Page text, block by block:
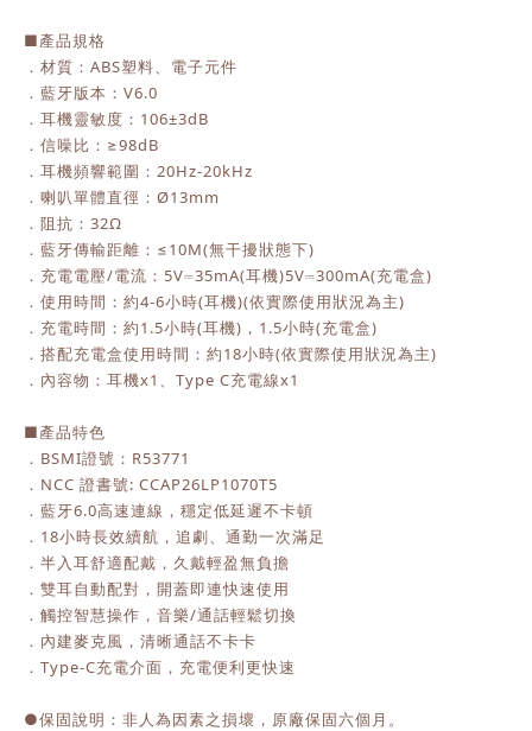
■產品規格
．材質：ABS塑料、電子元件
．藍牙版本：V6.0
．耳機靈敏度：106±3dB
．信噪比：≥98dB
．耳機頻響範圍：20Hz-20kHz
．喇叭單體直徑：Ø13mm
．阻抗：32Ω
．藍牙傳輸距離：≤10M(無干擾狀態下)
．充電電壓/電流：5V⎓35mA(耳機)5V⎓300mA(充電盒)
．使用時間：約4-6小時(耳機)(依實際使用狀況為主)
．充電時間：約1.5小時(耳機)，1.5小時(充電盒)
．搭配充電盒使用時間：約18小時(依實際使用狀況為主)
．內容物：耳機x1、Type C充電線x1
■產品特色
．BSMI證號：R53771
．NCC 證書號: CCAP26LP1070T5
．藍牙6.0高速連線，穩定低延遲不卡頓
．18小時長效續航，追劇、通勤一次滿足
．半入耳舒適配戴，久戴輕盈無負擔
．雙耳自動配對，開蓋即連快速使用
．觸控智慧操作，音樂/通話輕鬆切換
．內建麥克風，清晰通話不卡卡
．Type-C充電介面，充電便利更快速
●保固說明：非人為因素之損壞，原廠保固六個月。